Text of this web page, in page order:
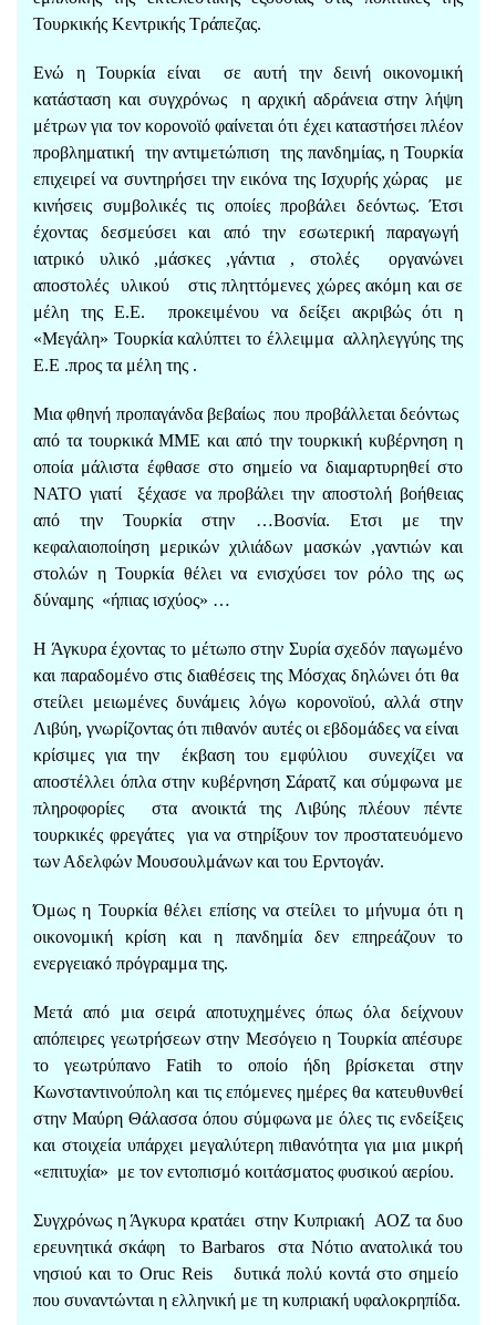
Τουρκικής Κεντρικής Τράπεζας.
Ενώ η Τουρκία είναι σε αυτή την δεινή οικονομική
κατάσταση και συγχρόνως η αρχική αδράνεια στην λήψη
μέτρων για τον κορονοϊό φαίνεται ότι έχει καταστήσει πλέον
προβληματική την αντιμετώπιση της πανδημίας, η Τουρκία
επιχειρεί να συντηρήσει την εικόνα της Ισχυρής χώρας με
κινήσεις συμβολικές τις οποίες προβάλει δεόντως. Έτσι
έχοντας δεσμεύσει και από την εσωτερική παραγωγή
ιατρικό υλικό ,μάσκες ,γάντια , στολές οργανώνει
αποστολές υλικού στις πληττόμενες χώρες ακόμη και σε
μέλη της Ε.Ε. προκειμένου να δείξει ακριβώς ότι η
«Μεγάλη» Τουρκία καλύπτει το έλλειμμα αλληλεγγύης της
Ε.Ε .προς τα μέλη της .
Μια φθηνή προπαγάνδα βεβαίως που προβάλλεται δεόντως
από τα τουρκικά ΜΜΕ και από την τουρκική κυβέρνηση η
οποία μάλιστα έφθασε στο σημείο να διαμαρτυρηθεί στο
ΝΑΤΟ γιατί ξέχασε να προβάλει την αποστολή βοήθειας
από την Τουρκία στην …Βοσνία. Ετσι με την
κεφαλαιοποίηση μερικών χιλιάδων μασκών ,γαντιών και
στολών η Τουρκία θέλει να ενισχύσει τον ρόλο της ως
δύναμης «ήπιας ισχύος» …
Η Άγκυρα έχοντας το μέτωπο στην Συρία σχεδόν παγωμένο
και παραδομένο στις διαθέσεις της Μόσχας δηλώνει ότι θα
στείλει μειωμένες δυνάμεις λόγω κορονοϊού, αλλά στην
Λιβύη, γνωρίζοντας ότι πιθανόν αυτές οι εβδομάδες να είναι
κρίσιμες για την έκβαση του εμφύλιου συνεχίζει να
αποστέλλει όπλα στην κυβέρνηση Σάρατζ και σύμφωνα με
πληροφορίες στα ανοικτά της Λιβύης πλέουν πέντε
τουρκικές φρεγάτες για να στηρίξουν τον προστατευόμενο
των Αδελφών Μουσουλμάνων και του Ερντογάν.
Όμως η Τουρκία θέλει επίσης να στείλει το μήνυμα ότι η
οικονομική κρίση και η πανδημία δεν επηρεάζουν το
ενεργειακό πρόγραμμα της.
Μετά από μια σειρά αποτυχημένες όπως όλα δείχνουν
απόπειρες γεωτρήσεων στην Μεσόγειο η Τουρκία απέσυρε
το γεωτρύπανο Fatih το οποίο ήδη βρίσκεται στην
Κωνσταντινούπολη και τις επόμενες ημέρες θα κατευθυνθεί
στην Μαύρη Θάλασσα όπου σύμφωνα με όλες τις ενδείξεις
και στοιχεία υπάρχει μεγαλύτερη πιθανότητα για μια μικρή
«επιτυχία» με τον εντοπισμό κοιτάσματος φυσικού αερίου.
Συγχρόνως η Άγκυρα κρατάει στην Κυπριακή ΑΟΖ τα δυο
ερευνητικά σκάφη το Barbaros στα Νότιο ανατολικά του
νησιού και το Oruc Reis δυτικά πολύ κοντά στο σημείο
που συναντώνται η ελληνική με τη κυπριακή υφαλοκρηπίδα.